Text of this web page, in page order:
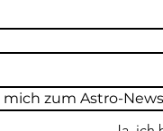
zum Astro-